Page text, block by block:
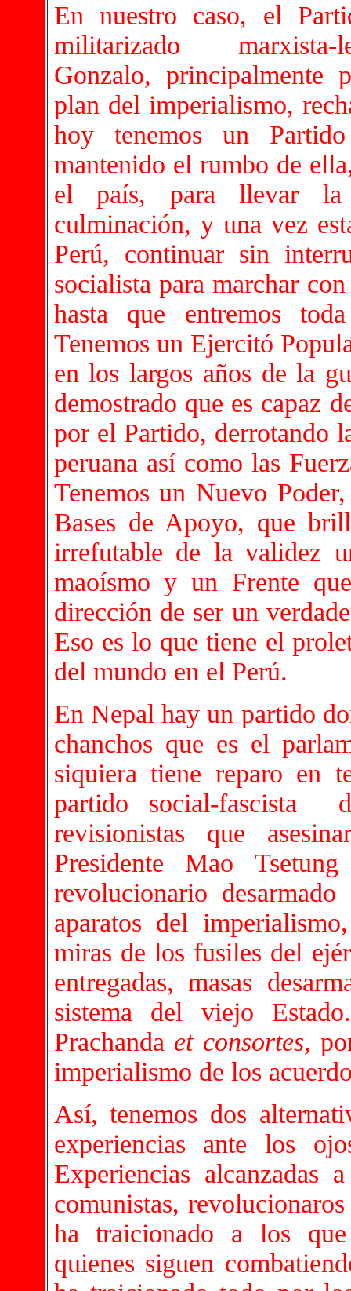
En nuestro caso, el
militarizado marxista-
Gonzalo, principalmente
plan del imperialismo,
hoy tenemos un
mantenido el rumbo de
el país, para llevar la
culminación, y una vez
Perú, continuar sin
socialista para marchar
hasta que entremos
Tenemos un Ejercitó
en los largos años de la
demostrado que es capaz
por el Partido, derrotando
peruana así como las
Tenemos un Nuevo
Bases de Apoyo, que
irrefutable de la validez
maoísmo y un Frente
dirección de ser un
Eso es lo que tiene el
del mundo en el Perú.
En Nepal hay un partido
chanchos que es el
siquiera tiene reparo en
partido social-fascista
revisionistas que
Presidente Mao
revolucionario
aparatos del
miras de los fusiles del
entregadas, masas
sistema del viejo
Prachanda et consortes,
imperialismo de los
Así, tenemos dos
experiencias ante los
Experiencias
comunistas,
ha traicionado a los que
quienes siguen